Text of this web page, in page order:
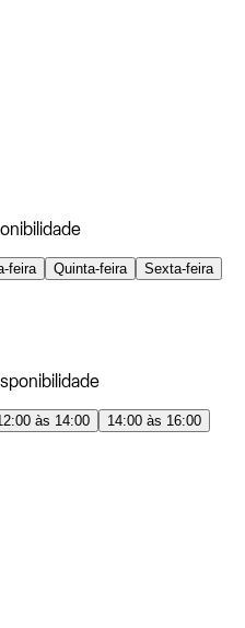
feira Quinta-feira
Sexta-feira
às 14:00
14:00 às 16:00